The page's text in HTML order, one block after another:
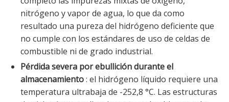
nitrógeno y vapor de agua, lo que da como
resultado una pureza del hidrógeno deficiente que
no cumple con los estándares de uso de celdas de
combustible ni de grado industrial.
Pérdida severa por ebullición durante el
almacenamiento: el hidrógeno líquido requiere una
temperatura ultrabaja de -252,8 °C. Las estructuras